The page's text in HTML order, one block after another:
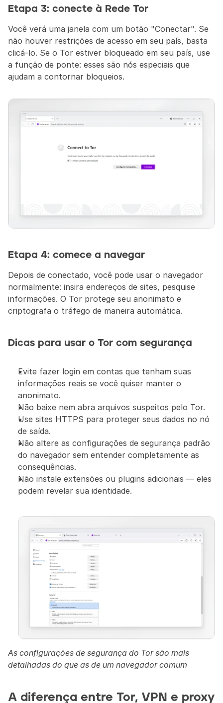
Etapa 3: conecte à Rede Tor
Você verá uma janela com um botão "Conectar". Se
não houver restrições de acesso em seu país, basta
clicá-lo. Se o Tor estiver bloqueado em seu país, use
a função de ponte: esses são nós especiais que
ajudam a contornar bloqueios.
Etapa 4: comece a navegar
Depois de conectado, você pode usar o navegador
normalmente: insira endereços de sites, pesquise
informações. O Tor protege seu anonimato e
criptografa o tráfego de maneira automática.
Dicas para usar o Tor com segurança
Evite fazer login em contas que tenham suas
informações reais se você quiser manter o
anonimato.
Não baixe nem abra arquivos suspeitos pelo Tor.
Use sites HTTPS para proteger seus dados no nó
de saída.
Não altere as configurações de segurança padrão
do navegador sem entender completamente as
consequências.
Não instale extensões ou plugins adicionais — eles
podem revelar sua identidade.
As configurações de segurança do Tor são mais
detalhadas do que as de um navegador comum
A diferença entre Tor, VPN e proxy